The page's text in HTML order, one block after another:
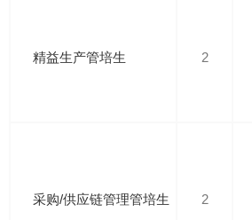
精益生产管培生 2
采购/供应链管理管培生 2